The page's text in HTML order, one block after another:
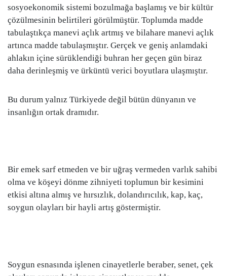
sosyoekonomik sistemi bozulmağa başlamış ve bir kültür
çözülmesinin belirtileri görülmüştür. Toplumda madde
tabulaştıkça manevi açlık artmış ve bilahare manevi açlık
artınca madde tabulaşmıştır. Gerçek ve geniş anlamdaki
ahlakın içine sürüklendiği buhran her geçen gün biraz
daha derinleşmiş ve ürküntü verici boyutlara ulaşmıştır.
Bu durum yalnız Türkiyede değil bütün dünyanın ve
insanlığın ortak dramıdır.
Bir emek sarf etmeden ve bir uğraş vermeden varlık sahibi
olma ve köşeyi dönme zihniyeti toplumun bir kesimini
etkisi altına almış ve hırsızlık, dolandırıcılık, kap, kaç,
soygun olayları bir hayli artış göstermiştir.
Soygun esnasında işlenen cinayetlerle beraber, senet, çek